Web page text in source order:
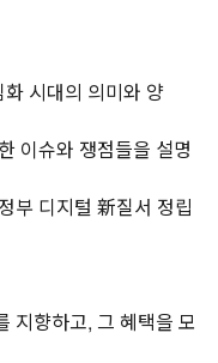
시대의 의미와 양
이슈와 쟁점들을 설명
부 디지털 新질서 정립
지향하고, 그 혜택을 모